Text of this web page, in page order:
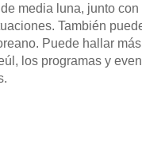
media luna, junto
También
Puede hallar
los programas y